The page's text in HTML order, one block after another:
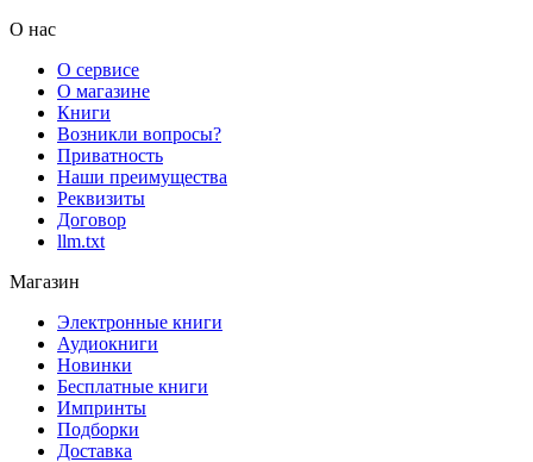
О нас
О сервисе
О магазине
Книги
Возникли вопросы?
Приватность
Наши преимущества
Реквизиты
Договор
llm.txt
Магазин
Электронные книги
Аудиокниги
Новинки
Бесплатные книги
Импринты
Подборки
Доставка